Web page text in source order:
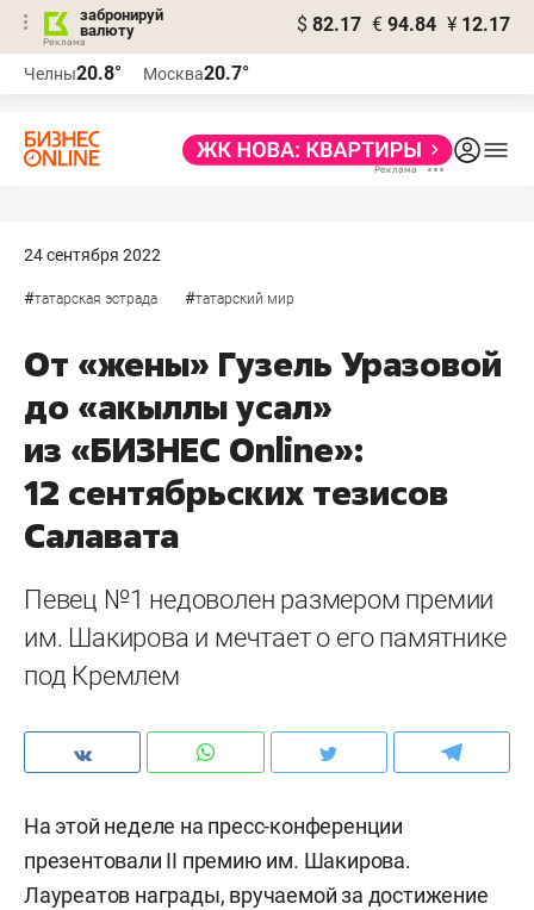
забронируй
валюту
$ 82.17 € 94.84 ¥ 12.17
Челны20.8° Москва20.7°
24 сентября 2022
#татарская эстрада #татарский мир
От «жены» Гузель Уразовой
до «акыллы усал»
из «БИЗНЕС Online»:
12 сентябрьских тезисов
Салавата
Певец №1 недоволен размером премии
им. Шакирова и мечтает о его памятнике
под Кремлем
На этой неделе на пресс-конференции
презентовали II премию им. Шакирова.
Лауреатов награды, вручаемой за достижение